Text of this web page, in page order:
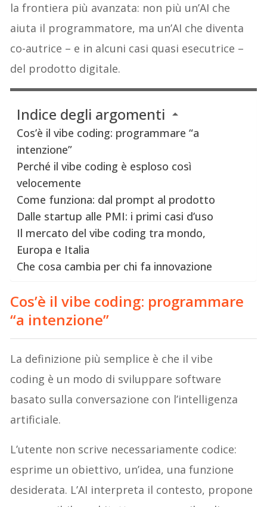
la frontiera più avanzata: non più un’AI che
aiuta il programmatore, ma un’AI che diventa
co-autrice – e in alcuni casi quasi esecutrice –
del prodotto digitale.
Indice degli argomenti
Cos’è il vibe coding: programmare “a
intenzione”
Perché il vibe coding è esploso così
velocemente
Come funziona: dal prompt al prodotto
Dalle startup alle PMI: i primi casi d’uso
Il mercato del vibe coding tra mondo,
Europa e Italia
Che cosa cambia per chi fa innovazione
Cos’è il vibe coding: programmare
“a intenzione”
La definizione più semplice è che il vibe
coding è un modo di sviluppare software
basato sulla conversazione con l’intelligenza
artificiale.
L’utente non scrive necessariamente codice:
esprime un obiettivo, un’idea, una funzione
desiderata. L’AI interpreta il contesto, propone